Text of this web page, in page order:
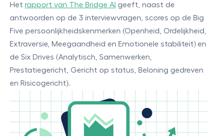
Het rapport van The Bridge AI geeft, naast de
antwoorden op de 3 interviewvragen, scores op de Big
Five persoonlijkheidskenmerken (Openheid, Ordelijkheid,
Extraversie, Meegaandheid en Emotionele stabiliteit) en
de Six Drives (Analytisch, Samenwerken,
Prestatiegericht, Gericht op status, Beloning gedreven
en Risicogericht).